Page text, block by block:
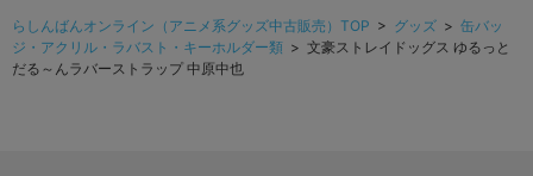
らしんばんオンライン（アニメ系グッズ中古販売）TOP > グッズ > 缶バッ
ジ・アクリル・ラバスト・キーホルダー類 > 文豪ストレイドッグス ゆるっと
だる～んラバーストラップ 中原中也